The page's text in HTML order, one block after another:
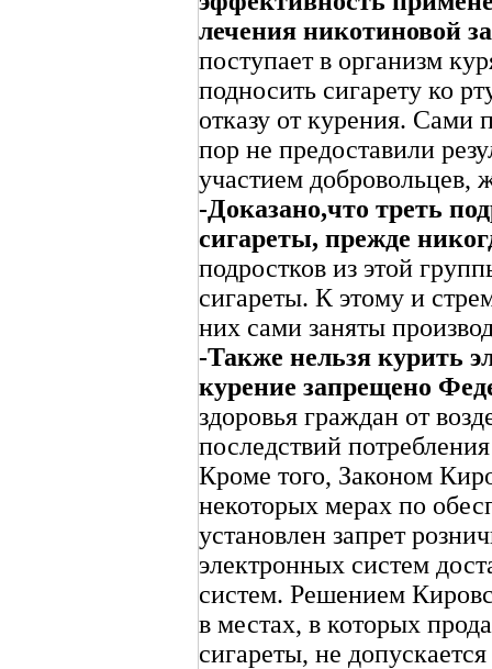
лечения никотиновой
поступает в организм
подносить сигарету ко
отказу от курения. Сами
пор не предоставили
участием добровольцев,
-Доказано,что треть
сигареты, прежде
подростков из этой
сигареты. К этому и
них сами заняты
-Также нельзя курить
курение запрещено
здоровья граждан от
последствий
Кроме того, Законом
некоторых мерах по
установлен запрет
электронных систем
систем. Решением
в местах, в которых
сигареты, не